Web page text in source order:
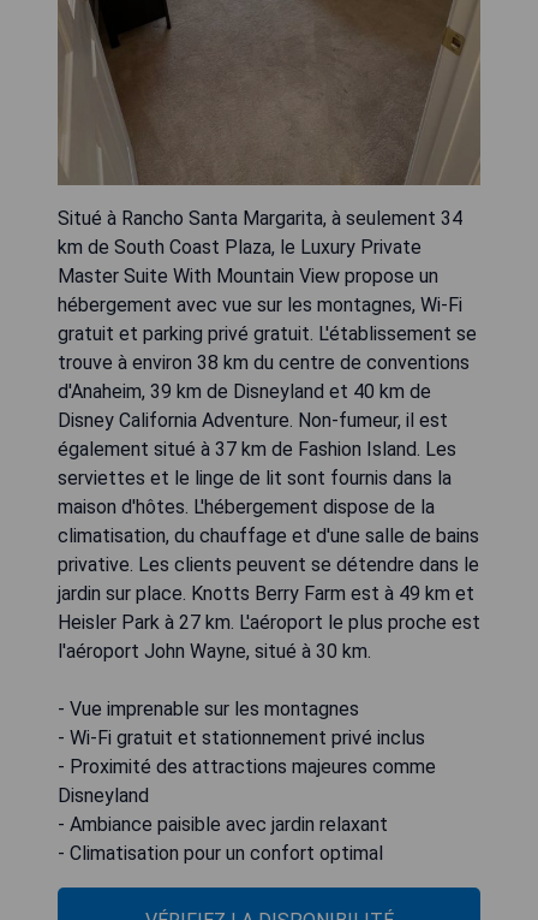
Situé à Rancho Santa Margarita, à seulement 34
km de South Coast Plaza, le Luxury Private
Master Suite With Mountain View propose un
hébergement avec vue sur les montagnes, Wi-Fi
gratuit et parking privé gratuit. L'établissement se
trouve à environ 38 km du centre de conventions
d'Anaheim, 39 km de Disneyland et 40 km de
Disney California Adventure. Non-fumeur, il est
également situé à 37 km de Fashion Island. Les
serviettes et le linge de lit sont fournis dans la
maison d'hôtes. L'hébergement dispose de la
climatisation, du chauffage et d'une salle de bains
privative. Les clients peuvent se détendre dans le
jardin sur place. Knotts Berry Farm est à 49 km et
Heisler Park à 27 km. L'aéroport le plus proche est
l'aéroport John Wayne, situé à 30 km.
- Vue imprenable sur les montagnes
- Wi-Fi gratuit et stationnement privé inclus
- Proximité des attractions majeures comme
Disneyland
- Ambiance paisible avec jardin relaxant
- Climatisation pour un confort optimal